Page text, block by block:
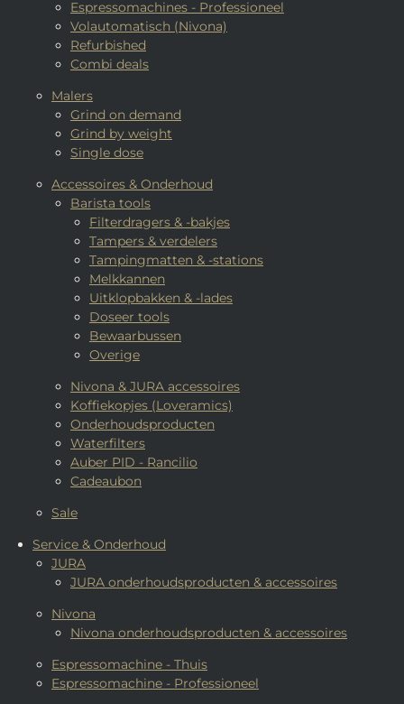
Espressomachines - Professioneel
Volautomatisch (Nivona)
Refurbished
Combi deals
Malers
Grind on demand
Grind by weight
Single dose
Accessoires & Onderhoud
Barista tools
Filterdragers & -bakjes
Tampers & verdelers
Tampingmatten & -stations
Melkkannen
Uitklopbakken & -lades
Doseer tools
Bewaarbussen
Overige
Nivona & JURA accessoires
Koffiekopjes (Loveramics)
Onderhoudsproducten
Waterfilters
Auber PID - Rancilio
Cadeaubon
Sale
Service & Onderhoud
JURA
JURA onderhoudsproducten & accessoires
Nivona
Nivona onderhoudsproducten & accessoires
Espressomachine - Thuis
Espressomachine - Professioneel